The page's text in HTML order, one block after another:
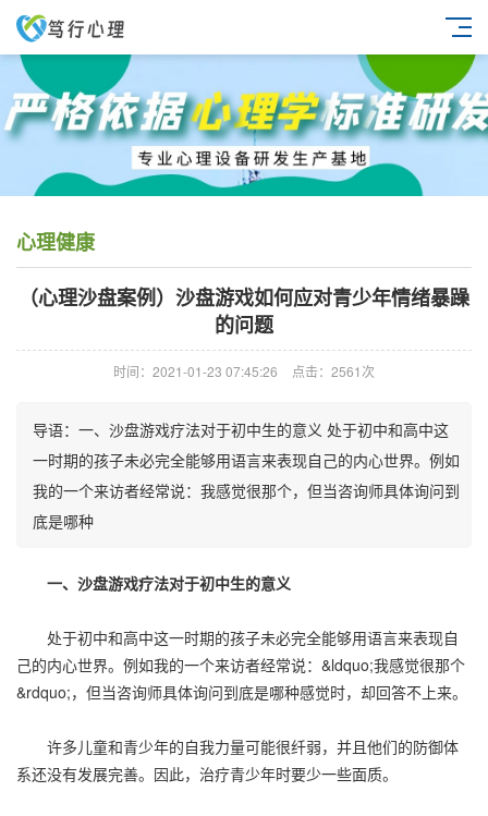
心理健康
（心理沙盘案例）沙盘游戏如何应对青少年情绪暴躁
的问题
时间：2021-01-23 07:45:26 点击：2561次
导语：一、沙盘游戏疗法对于初中生的意义 处于初中和高中这
一时期的孩子未必完全能够用语言来表现自己的内心世界。例如
我的一个来访者经常说：我感觉很那个，但当咨询师具体询问到
底是哪种
一、沙盘游戏疗法对于初中生的意义
处于初中和高中这一时期的孩子未必完全能够用语言来表现自
己的内心世界。例如我的一个来访者经常说：&ldquo;我感觉很那个
&rdquo;，但当咨询师具体询问到底是哪种感觉时，却回答不上来。
许多儿童和青少年的自我力量可能很纤弱，并且他们的防御体
系还没有发展完善。因此，治疗青少年时要少一些面质。